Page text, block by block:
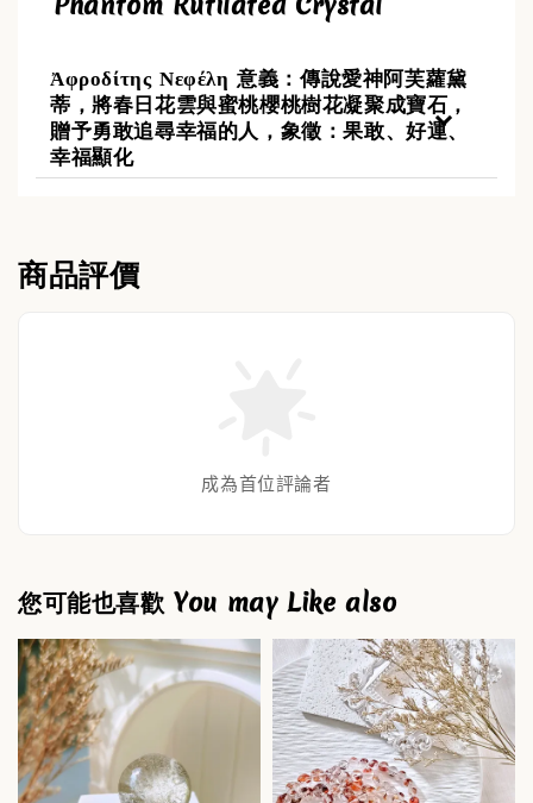
加入購物車
Ἀφροδίτης Νεφέλη 意義：傳說愛神阿芙蘿黛
蒂，將春日花雲與蜜桃櫻桃樹花凝聚成寶石，
贈予勇敢追尋幸福的人，象徵：果敢、好運、
幸福顯化
商品評價
成為首位評論者
您可能也喜歡 You may Like also